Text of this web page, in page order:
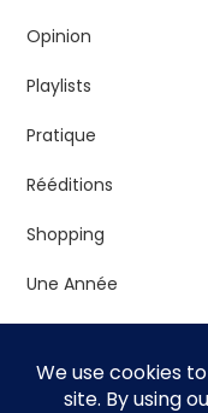
Opinion
Playlists
Pratique
Rééditions
Shopping
Une Année